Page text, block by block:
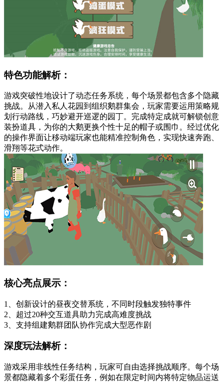
特色功能解析：
游戏突破性地设计了动态任务系统，每个场景都包含多个隐藏
挑战。从潜入私人花园到组织鹅群集会，玩家需要运用策略规
划行动路线，巧妙避开巡逻的园丁。完成特定成就可解锁创意
装扮道具，为你的大鹅更换个性十足的帽子或围巾。经过优化
的操作界面让移动端玩家也能精准控制角色，实现快速奔跑、
滑翔等花式动作。
核心亮点展示：
1、创新设计的昼夜交替系统，不同时段触发独特事件
2、超过20种交互道具助力完成高难度挑战
3、支持组建鹅群团队协作完成大型恶作剧
深度玩法解析：
游戏采用非线性任务结构，玩家可自由选择挑战顺序。每个场
景都隐藏着多个彩蛋任务，例如在限定时间内将特定物品运送